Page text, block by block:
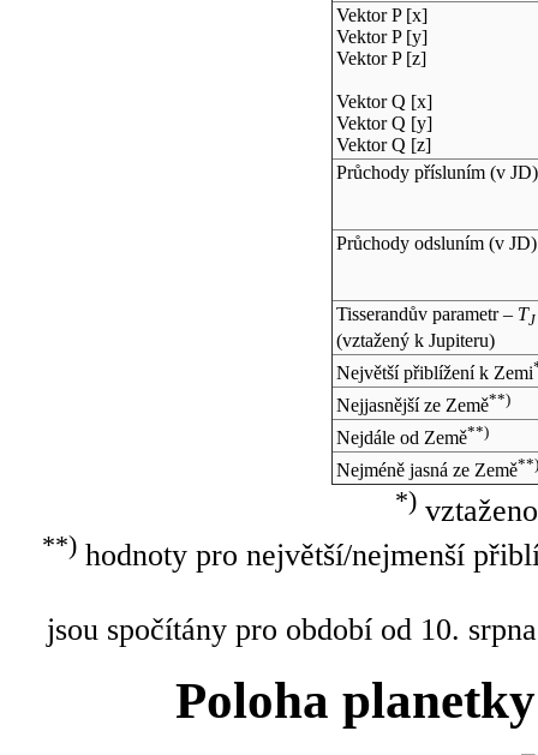
Vektor P [x]
Vektor P [y]
Vektor P [z]
Vektor Q [x]
Vektor Q [y]
Vektor Q [z]
Průchody přísluním (v JD)
Průchody odsluním (v JD)
Tisserandův parametr – TJ
(vztažený k Jupiteru)
Největší přiblížení k Zemi
Nejjasnější ze Země**)
Nejdále od Země**)
Nejméně jasná ze Země**)
*)
**)hodnoty pro největší/nejmenší
jsou spočítány pro období od 10.
Poloha